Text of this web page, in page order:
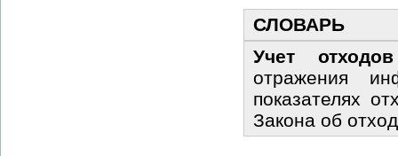
СЛОВАРЬ
Учет отходов
отражения
показателях
Закона об